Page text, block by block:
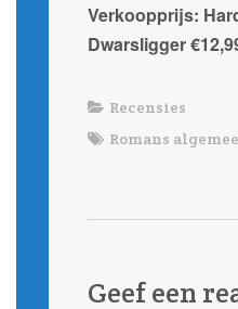
Verkoopprijs:
Dwarsligger
Recensies
Romans
Geef een